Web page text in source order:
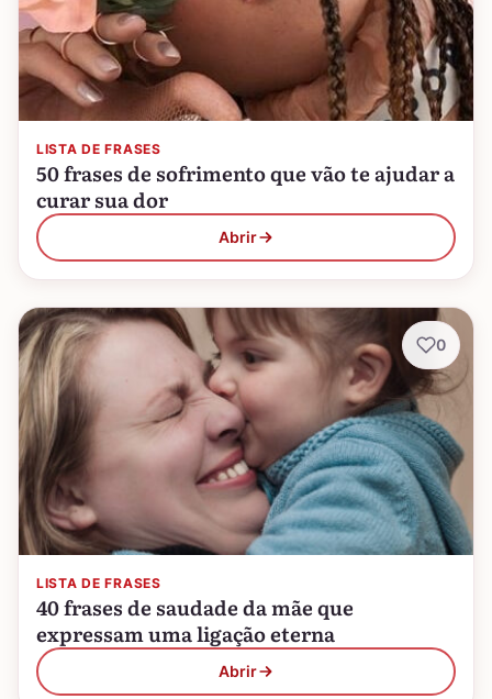
LISTA DE FRASES
50 frases de sofrimento que vão te ajudar a
curar sua dor
Abrir
LISTA DE FRASES
40 frases de saudade da mãe que
expressam uma ligação eterna
Abrir
0